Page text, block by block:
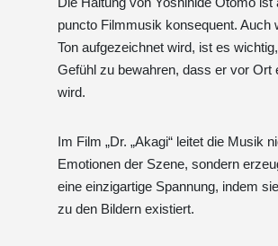
puncto Filmmusik konsequent. Auch
Ton aufgezeichnet wird, ist es
Gefühl zu bewahren, dass er vor Ort
wird.
Im Film „Dr. „Akagi“ leitet die Musik
Emotionen der Szene, sondern
eine einzigartige Spannung, indem
zu den Bildern existiert.